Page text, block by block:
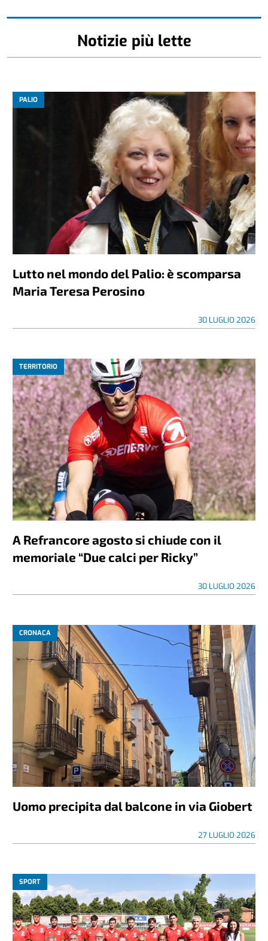
Notizie più lette
PALIO
Lutto nel mondo del Palio: è scomparsa
Maria Teresa Perosino
30 LUGLIO 2026
TERRITORIO
A Refrancore agosto si chiude con il
memoriale “Due calci per Ricky”
30 LUGLIO 2026
CRONACA
Uomo precipita dal balcone in via Giobert
27 LUGLIO 2026
SPORT